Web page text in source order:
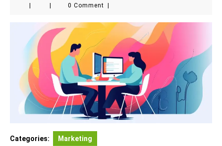
0 Comment
Categories: Marketing